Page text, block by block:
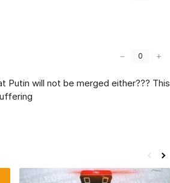
− 0 +
Putin will not be merged either??? This